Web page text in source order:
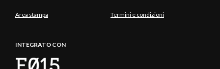
Area stampa Termini e condizioni
INTEGRATO CON